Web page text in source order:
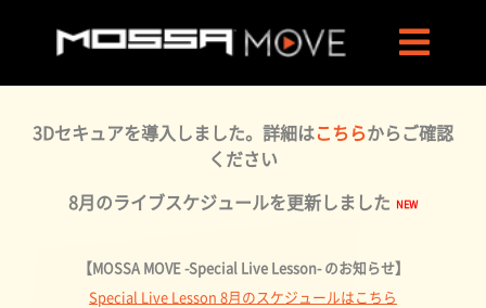
3Dセキュアを導入しました。詳細はこちらからご確認
ください
8月のライブスケジュールを更新しました
【MOSSA MOVE -Special Live Lesson- のお知らせ】
Special Live Lesson 8月のスケジュールはこちら